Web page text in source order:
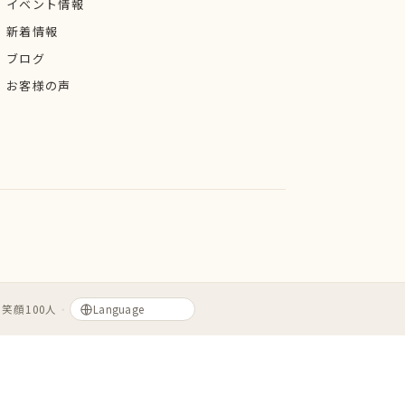
イベント情報
新着情報
ブログ
お客様の声
顔100人 ・